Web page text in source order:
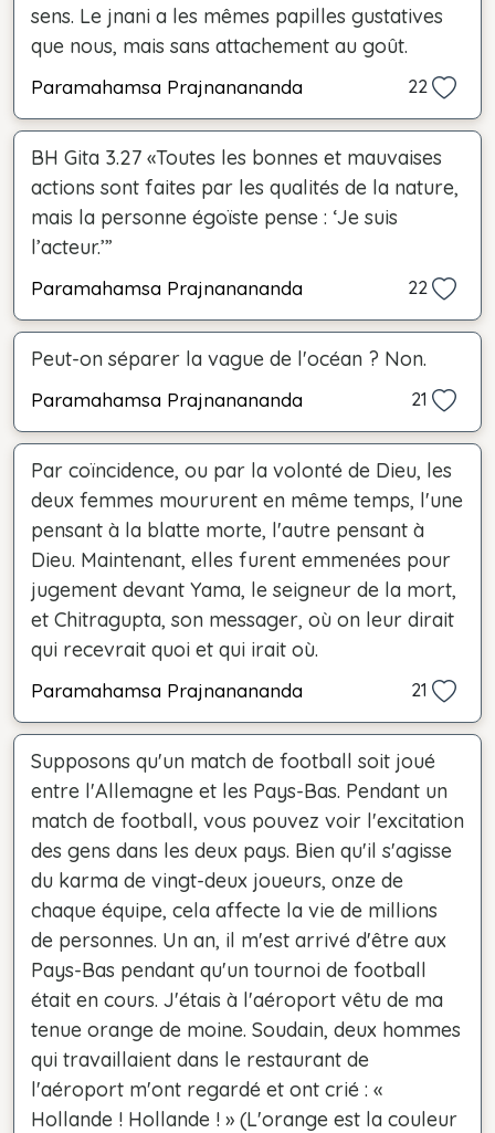
sens. Le jnani a les mêmes papilles gustatives
que nous, mais sans attachement au goût.
Paramahamsa Prajnanananda 22
BH Gita 3.27 «Toutes les bonnes et mauvaises
actions sont faites par les qualités de la nature,
mais la personne égoïste pense : ‘Je suis
l’acteur.’”
Paramahamsa Prajnanananda 22
Peut-on séparer la vague de l'océan ? Non.
Paramahamsa Prajnanananda 21
Par coïncidence, ou par la volonté de Dieu, les
deux femmes moururent en même temps, l'une
pensant à la blatte morte, l'autre pensant à
Dieu. Maintenant, elles furent emmenées pour
jugement devant Yama, le seigneur de la mort,
et Chitragupta, son messager, où on leur dirait
qui recevrait quoi et qui irait où.
Paramahamsa Prajnanananda 21
Supposons qu'un match de football soit joué
entre l'Allemagne et les Pays-Bas. Pendant un
match de football, vous pouvez voir l'excitation
des gens dans les deux pays. Bien qu'il s'agisse
du karma de vingt-deux joueurs, onze de
chaque équipe, cela affecte la vie de millions
de personnes. Un an, il m'est arrivé d'être aux
Pays-Bas pendant qu'un tournoi de football
était en cours. J'étais à l'aéroport vêtu de ma
tenue orange de moine. Soudain, deux hommes
qui travaillaient dans le restaurant de
l'aéroport m'ont regardé et ont crié : «
Hollande ! Hollande ! » (L'orange est la couleur